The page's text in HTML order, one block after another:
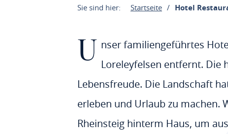
Sie sind hier: Startseite Hotel
U nser familiengeführtes
Loreleyfelsen entfernt. Die
Lebensfreude. Die Landschaft
erleben und Urlaub zu machen.
Rheinsteig hinterm Haus, um